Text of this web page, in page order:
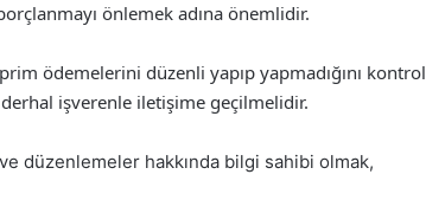
önlemek adına önemlidir.
ödemelerini düzenli yapıp yapmadığını kontrol
işverenle iletişime geçilmelidir.
düzenlemeler hakkında bilgi sahibi olmak,